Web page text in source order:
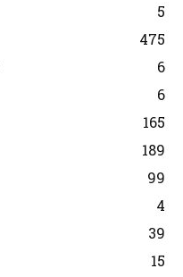
5
475
6
6
165
189
99
4
39
15